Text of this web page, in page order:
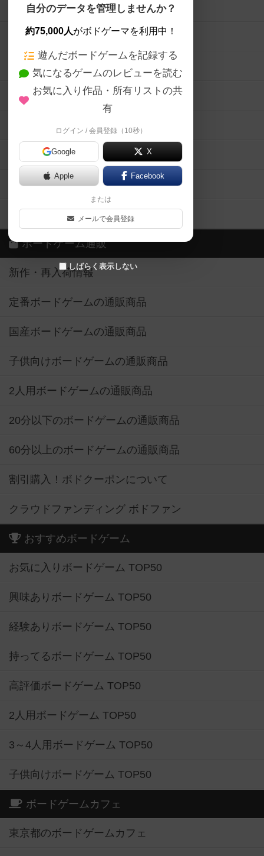
自分のデータを管理しませんか？
約75,000人がボドゲーマを利用中！
遊んだボードゲームを記録する
気になるゲームのレビューを読む
お気に入り作品・所有リストの共
有
ログイン / 会員登録（10秒）
Google X
Apple Facebook
または
メールで会員登録
しばらく表示しない
ボードゲームを検索する
ボードゲームの新着レビュー
ボードゲーム会情報
メカニクス特集
掲示板・トピックス
ボドとも・会員一覧
ボードゲーム業界コラム
ボドゲーマご利用案内
ボードゲーム通販
新作・再入荷情報
定番ボードゲームの通販商品
国産ボードゲームの通販商品
子供向けボードゲームの通販商品
2人用ボードゲームの通販商品
20分以下のボードゲームの通販商品
60分以上のボードゲームの通販商品
割引購入！ボドクーポンについて
クラウドファンディング ボドファン
おすすめボードゲーム
お気に入りボードゲーム TOP50
興味ありボードゲーム TOP50
経験ありボードゲーム TOP50
持ってるボードゲーム TOP50
高評価ボードゲーム TOP50
2人用ボードゲーム TOP50
3～4人用ボードゲーム TOP50
子供向けボードゲーム TOP50
ボードゲームカフェ
東京都のボードゲームカフェ